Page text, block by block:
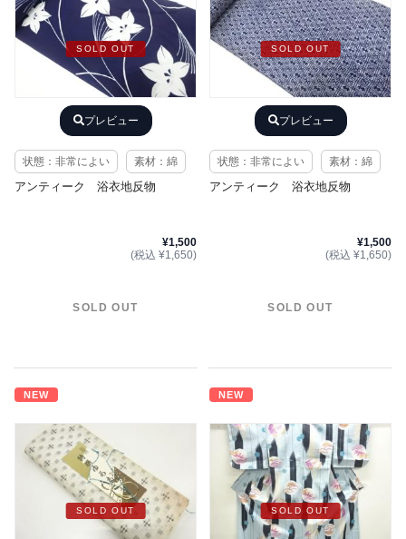
SOLD OUT
プレビュー
状態：非常によい 素材：綿
アンティーク 浴衣地反物
¥1,500
(税込 ¥1,650)
SOLD OUT
SOLD OUT
プレビュー
状態：非常によい 素材：綿
アンティーク 浴衣地反物
¥1,500
(税込 ¥1,650)
SOLD OUT
NEW
SOLD OUT
NEW
SOLD OUT